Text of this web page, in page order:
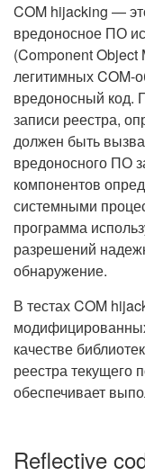
COM hijacking —
вредоносное ПО
(Component Object
легитимных COM-
вредоносный код.
записи реестра,
должен быть
вредоносного ПО
компонентов
системными
программа
разрешений
обнаружение.
В тестах COM
качестве
реестра текущего
обеспечивает
Reflective